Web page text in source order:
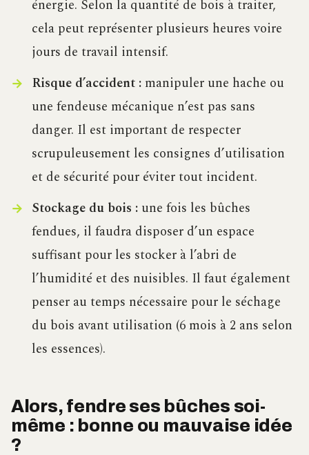
énergie. Selon la quantité de bois à traiter,
cela peut représenter plusieurs heures voire
jours de travail intensif.
Risque d’accident :manipuler une hache ou
une fendeuse mécanique n’est pas sans
danger. Il est important de respecter
scrupuleusement les consignes d’utilisation
et de sécurité pour éviter tout incident.
Stockage du bois :une fois les bûches
fendues, il faudra disposer d’un espace
suffisant pour les stocker à l’abri de
l’humidité et des nuisibles. Il faut également
penser au temps nécessaire pour le séchage
du bois avant utilisation (6 mois à 2 ans selon
les essences).
Alors, fendre ses bûches soi-
même : bonne ou mauvaise idée
?